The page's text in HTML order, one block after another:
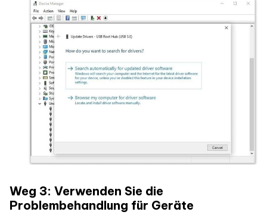
Weg 3: Verwenden Sie die
Problembehandlung für Geräte